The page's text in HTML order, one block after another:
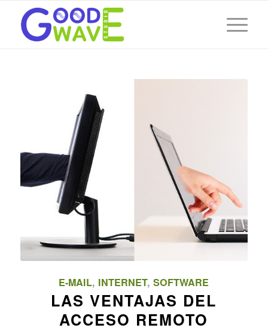
E-MAIL, INTERNET,SOFTWARE
LAS VENTAJAS DEL
ACCESO REMOTO